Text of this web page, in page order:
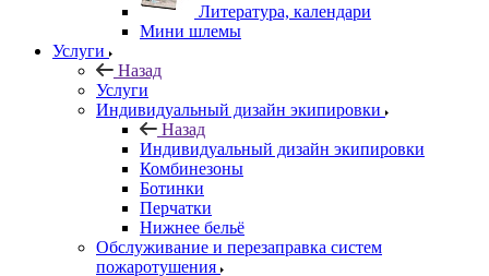
Литература, календари
Мини шлемы
Услуги
Назад
Услуги
Индивидуальный дизайн экипировки
Назад
Индивидуальный дизайн экипировки
Комбинезоны
Ботинки
Перчатки
Нижнее бельё
Обслуживание и перезаправка систем
пожаротушения